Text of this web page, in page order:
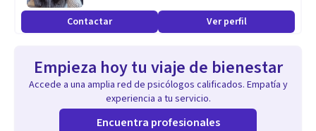
Contactar Ver perfil
Empieza hoy tu viaje de bienestar
Accede a una amplia red de psicólogos calificados. Empatía y
experiencia a tu servicio.
Encuentra profesionales